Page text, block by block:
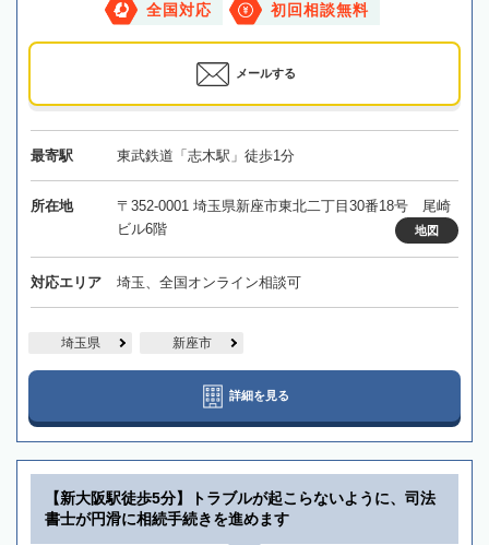
全国対応 初回相談無料
メールする
最寄駅 東武鉄道「志木駅」徒歩1分
所在地
〒352-0001 埼玉県新座市東北二丁目30番18号 尾崎
ビル6階
地図
対応エリア 埼玉、全国オンライン相談可
埼玉県 新座市
詳細を見る
【新大阪駅徒歩5分】トラブルが起こらないように、司法
書士が円滑に相続手続きを進めます